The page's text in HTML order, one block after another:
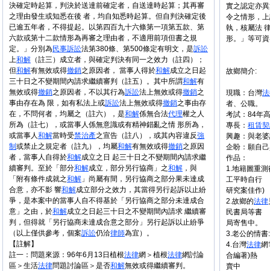
實之認定亦
令之情形，
執，核屬法
形。」等可
故鄉簡介:
現職：台灣
者、公職。
考試：84年
專長： 租賃
興趣：與老
企盼：願自
作品：
1.地籍圖重
工平時自行
研究案佳作)
2.故鄉的法律
民書局等書
局寄售中。
3.老公的情
4.台灣法律網
合編著)熱
賣中
決確定時起算，判決於送達前確定者，自送達時起算；其再審
之理由發生或知悉在後 者，均自知悉時起算。但自判決確定後
已逾五年者，不得提起。以第四百九十六條第一項第五款、第
六款或第十二款情形為再審之理由者，不適用前項但書之規
定。」分別為民事訴訟法第380條、第500條定有明文，是訴訟
上和解 （註三）成立者，與確定判決有同一之效力（註四）；
但和解有無效或得撤銷之原因者， 當事人得於和解成立之日起
三十日之不變期間內請求繼續審判（註五）。其中所謂和解有
無效或得撤銷之原因者，不以其行為訴訟法上無效或得撤銷之
事由存在為 限，如有私法上或訴訟法上無效或得撤銷之事由存
在，不問何者，均屬之（註六），是和解係無合法代理權之人
所為（註七），或當事人係無意識或有精神錯亂之情 形所為，
或當事人和解當時受禁治產之宣告（註八），或其內容違反強
制 或禁止之規定者（註九），均屬和解有無效或得撤銷之原因
者，當事人自得於和解成立之日 起三十日之不變期間內請求繼
續審判。至於「部分和解成立，部分另行協商」之和解 ，與
「附有條件成就之和解 」尚屬有間，另行協商之部分果未達成
合意，亦不影 響和解成立部分之效力，其當得另行起訴以止紛
爭，是本案中的當事人自不得基於「另行協商之部分未達成合
意」之由，於和解成立之日起三十日之不變期間內請求 繼續審
判，但得就「另行協商未達成合意之部分」另行起訴以止紛爭
（以上僅供參考，個案訴訟仍洽律師為宜）。
【註解】
註一：問題來源：96年6月13日植根法律網＞植根法律網討論
區＞生活法律問題討論區＞是否和解無效或得繼續審判。